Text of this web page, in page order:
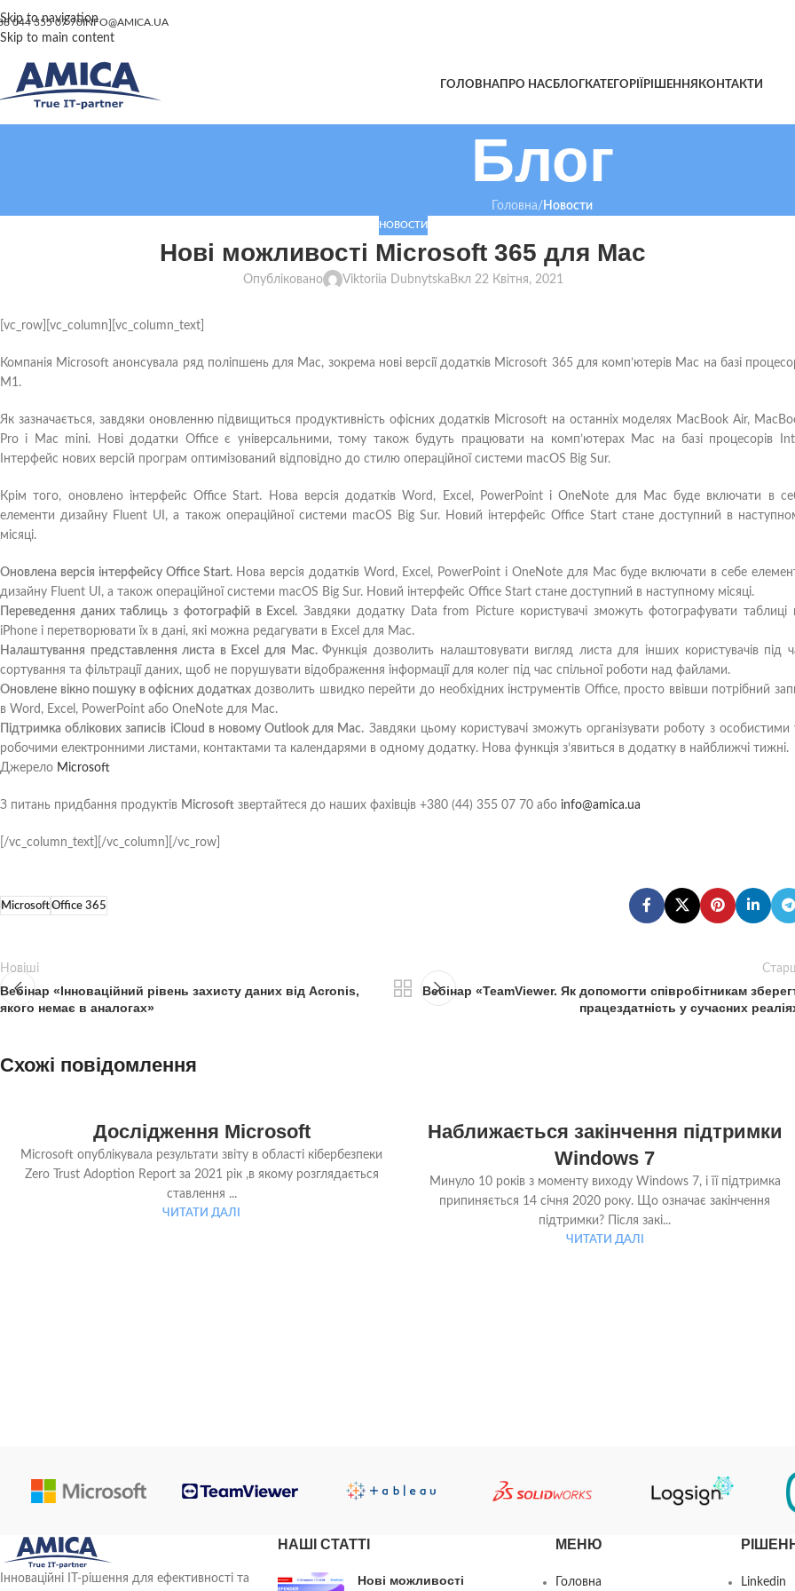
Skip to navigation
Skip to main content
044 355 07 70INFO@AMICA.UA
ГОЛОВНАПРО НАСБЛОГКАТЕГОРІЇ РІШЕННЯ КОНТАКТИ
Блог
Головна/ Новости
НОВОСТИ
Нові можливості Microsoft 365 для Mac
Опубліковано Viktoriia Dubnytska Вкл 22 Квітня, 2021
[vc_row][vc_column][vc_column_text]
Компанія Microsoft анонсувала ряд поліпшень для Mac, зокрема нові версії додатків Microsoft 365 для комп’ютерів Mac на базі
M1.
Як зазначається, завдяки оновленню підвищиться продуктивність офісних додатків Microsoft на останніх моделях MacBook Air,
Pro і Mac mini. Нові додатки Office є універсальними, тому також будуть працювати на комп’ютерах Mac на базі процесорів
Інтерфейс нових версій програм оптимізований відповідно до стилю операційної системи macOS Big Sur.
Крім того, оновлено інтерфейс Office Start. Нова версія додатків Word, Excel, PowerPoint і OneNote для Mac буде включати в
елементи дизайну Fluent UI, а також операційної системи macOS Big Sur. Новий інтерфейс Office Start стане доступний в
місяці.
Оновлена ​​версія інтерфейсу Office Start.Нова версія додатків Word, Excel, PowerPoint і OneNote для Mac буде включати в себе
дизайну Fluent UI, а також операційної системи macOS Big Sur. Новий інтерфейс Office Start стане доступний в наступному місяці.
Переведення даних таблиць з фотографій в Excel. Завдяки додатку Data from Picture користувачі зможуть фотографувати таблиці
iPhone і перетворювати їх в дані, які можна редагувати в Excel для Mac.
Налаштування представлення листа в Excel для Mac.Функція дозволить налаштовувати вигляд листа для інших користувачів під
сортування та фільтрації даних, щоб не порушувати відображення інформації для колег під час спільної роботи над файлами.
Оновлене вікно пошуку в офісних додаткахдозволить швидко перейти до необхідних інструментів Office, просто ввівши потрібний
в Word, Excel, PowerPoint або OneNote для Mac.
Підтримка облікових записів iCloud в новому Outlook для Mac. Завдяки цьому користувачі зможуть організувати роботу з особистими
робочими електронними листами, контактами та календарями в одному додатку. Нова функція з’явиться в додатку в найближчі тижні.
Джерело Microsoft
З питань придбання продуктів Microsoft звертайтеся до наших фахівців +380 (44) 355 07 70 або info@amica.ua
[/vc_column_text][/vc_column][/vc_row]
MicrosoftOffice 365
Новіші
Вебінар «Інноваційний рівень захисту даних від Acronis,
якого немає в аналогах»
Вебінар «TeamViewer. Як допомогти співробітникам
працездатність у сучасних
Схожі повідомлення
Дослідження Microsoft
Microsoft опублікувала результати звіту в області кібербезпеки
Zero Trust Adoption Report за 2021 рік ,в якому розглядається
ставлення ...
ЧИТАТИ ДАЛІ
Наближається закінчення підтримки
Windows 7
Минуло 10 років з моменту виходу Windows 7, і її підтримка
припиняється 14 січня 2020 року. Що означає закінчення
підтримки? Після закі...
ЧИТАТИ ДАЛІ
Інноваційні ІТ-рішення для ефективності та
НАШІ СТАТТІ
Нові можливості
МЕНЮ
Головна Linkedin